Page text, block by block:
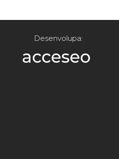
Desenvolupa: